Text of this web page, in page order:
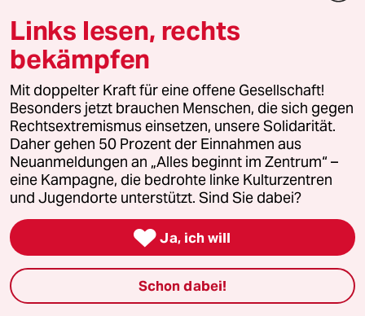
Mehr taz Angebote
Reisen
Kantine
Anzeigen
Links lesen, rechts
bekämpfen
Mit doppelter Kraft für eine offene Gesellschaft!
Besonders jetzt brauchen Menschen, die sich gegen
Rechtsextremismus einsetzen, unsere Solidarität.
Daher gehen 50 Prozent der Einnahmen aus
Neuanmeldungen an „Alles beginnt im Zentrum“ –
eine Kampagne, die bedrohte linke Kulturzentren
und Jugendorte unterstützt. Sind Sie dabei?
 Ja, ich will
Schon dabei!